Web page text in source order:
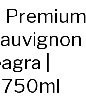
Premium
|